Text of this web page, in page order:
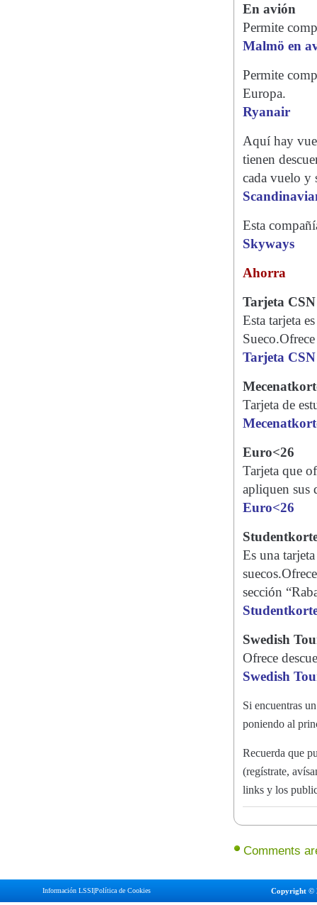
En avión
Permite
Malmö en
Permite
Europa.
Ryanair
Aquí hay
tienen
cada vuelo y
Esta
Skyways
Ahorra
Tarjeta CSN
Esta tarjeta
Tarjeta CSN
Tarjeta de
Euro<26
Tarjeta que
apliquen sus
Euro<26
Es una
sección
Swedish
Ofrece
Swedish
Si encuentras
poniendo al
Recuerda que
(regístrate,
links y los
Comments
Información LSSI|Política de Cookies Copyright ©